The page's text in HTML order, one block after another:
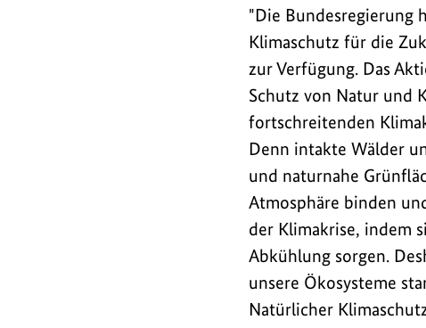
die
langfristige
Finanzierung
des
Aktionsprogramms
Natürlicher
Klimaschutz
(ANK)
gesichert,
das
bis
2028
über
"Die Bundesregierung
Klimaschutz für die
zur Verfügung. Das
Schutz von Natur und
fortschreitenden
Denn intakte Wälder
und naturnahe
Atmosphäre binden
der Klimakrise, indem
Abkühlung sorgen.
unsere Ökosysteme
Natürlicher